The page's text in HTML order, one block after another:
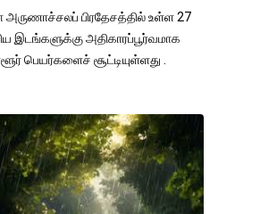
அருணாச்சலப் பிரதேசத்தில் உள்ள 27
இடங்களுக்கு அதிகாரப்பூர்வமாக
பெயர்களைச் சூட்டியுள்ளது .